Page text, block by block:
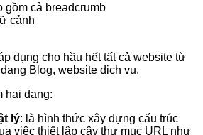
cả breadcrumb
cảnh
dụng cho hầu hết tất cả website từ
Blog, website dịch vụ.
hai dạng:
lý: là hình thức xây dựng cấu trúc
việc thiết lập cây thư mục URL như